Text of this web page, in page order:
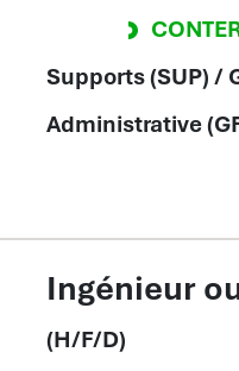
Supports (SUP) /
Administrative
Ingénieur
(H/F/D)